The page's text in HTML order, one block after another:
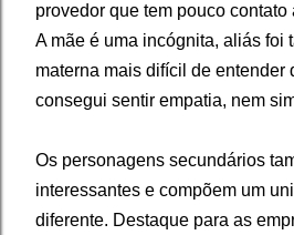
provedor que tem pouco contato
A mãe é uma incógnita, aliás foi
materna mais difícil de entender
consegui sentir empatia, nem
Os personagens secundários
interessantes e compõem um
diferente. Destaque para as